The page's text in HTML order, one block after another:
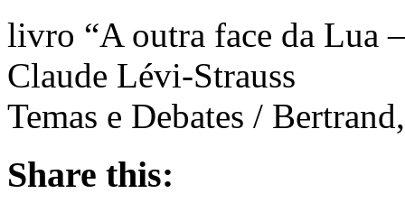
livro “A outra face da Lua
Claude Lévi-Strauss
Temas e Debates /
Share this: